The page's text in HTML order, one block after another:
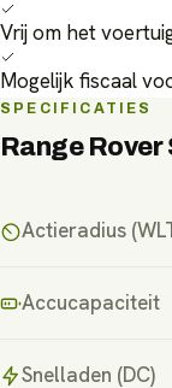
Vrij om het
Mogelijk fiscaal
SPECIFICATIES
Range
Actieradius
Accucapaciteit
Snelladen (DC)